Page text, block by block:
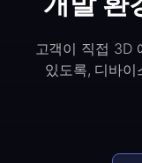
고객이 직접 3D
있도록, 디바이